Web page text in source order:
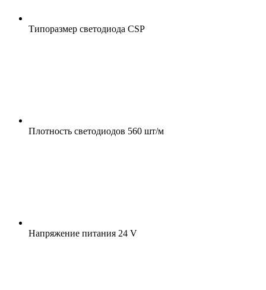
Типоразмер светодиода CSP
Плотность светодиодов 560 шт/м
Напряжение питания 24 V